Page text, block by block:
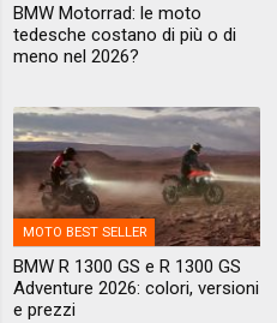
BMW Motorrad: le moto
tedesche costano di più o di
meno nel 2026?
MOTO BEST SELLER
BMW R 1300 GS e R 1300 GS
Adventure 2026: colori, versioni
e prezzi